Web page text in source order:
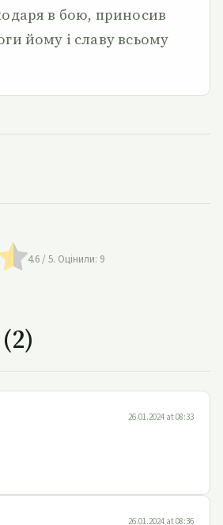
в бою, приносив
йому і славу всьому
4.6/ 5. Оцінили: 9
26.01.2024 at 08:33
26.01.2024 at 08:36